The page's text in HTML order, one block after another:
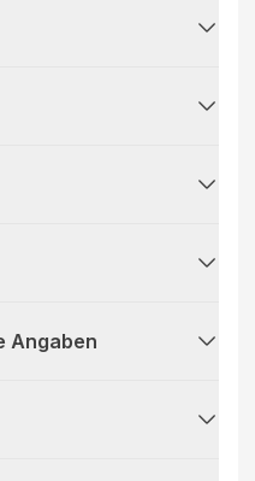
Angaben